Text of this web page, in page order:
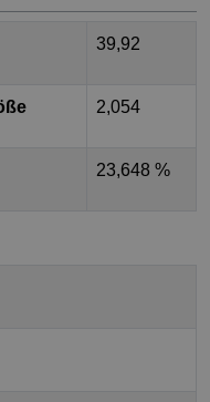
39,92
2,054
23,648 %